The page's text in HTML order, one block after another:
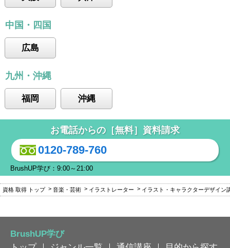
中国・四国
広島
九州・沖縄
福岡 沖縄
お電話からの［無料］資料請求
0120-789-760
BrushUP学び：9:00～21:00
資格 取得 トップ 音楽・芸術 イラストレーター イラスト・キャラクターデザイ
BrushUP学び